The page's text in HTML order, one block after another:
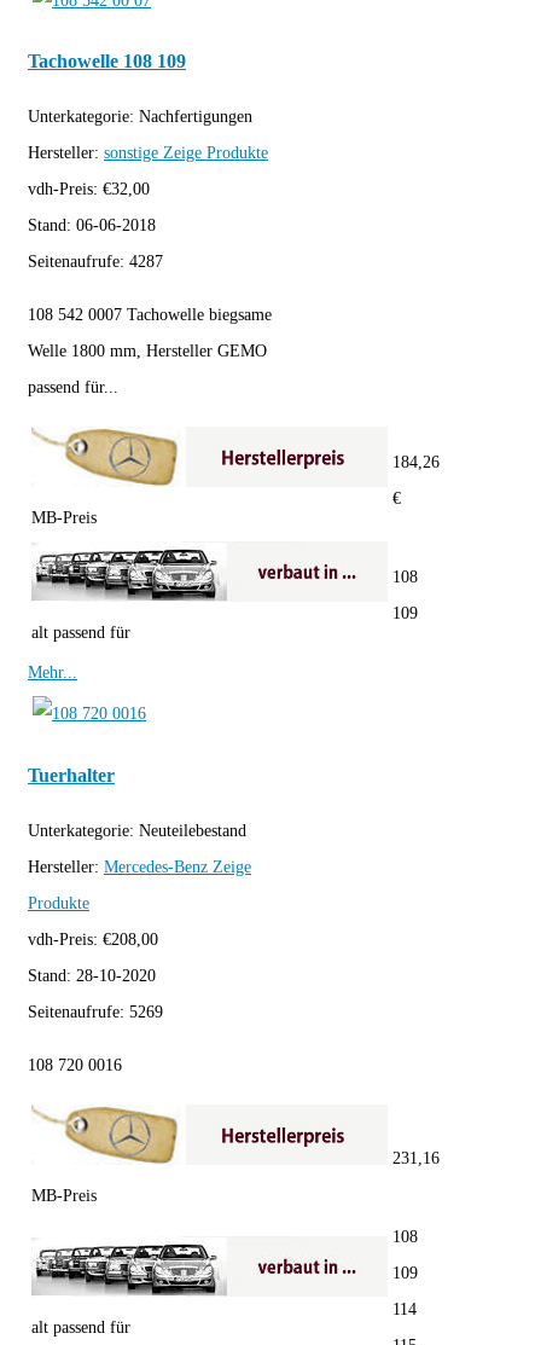
Tachowelle 108 109
Unterkategorie: Nachfertigungen
Hersteller: sonstige Zeige Produkte
vdh-Preis: €32,00
Stand: 06-06-2018
Seitenaufrufe: 4287
108 542 0007 Tachowelle biegsame
Welle 1800 mm, Hersteller GEMO
passend für...
MB-Preis
184,26
€
alt passend für
108
109
Mehr...
Tuerhalter
Unterkategorie: Neuteilebestand
Hersteller: Mercedes-Benz Zeige
Produkte
vdh-Preis: €208,00
Stand: 28-10-2020
Seitenaufrufe: 5269
108 720 0016
MB-Preis
231,16
alt passend für
108
109
114